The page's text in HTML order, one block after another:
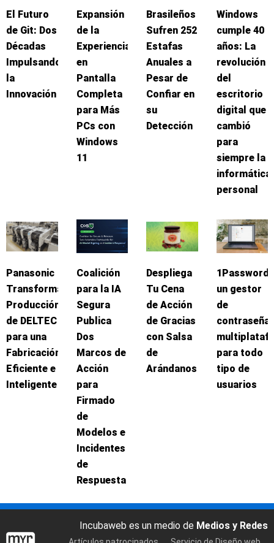
El Futuro
de Git: Dos
Décadas
Impulsando
la
Innovación
Expansión
de la
Experiencia
en
Pantalla
Completa
para Más
PCs con
Windows
11
Brasileños
Sufren 252
Estafas
Anuales a
Pesar de
Confiar en
su
Detección
Windows
cumple 40
años: La
revolución
del
escritorio
digital que
cambió
para
siempre la
informática
personal
Panasonic
Transforma
Producción
de DELTEC
para una
Fabricación
Eficiente e
Inteligente
Coalición
para la IA
Segura
Publica
Dos
Marcos de
Acción
para
Firmado
de
Modelos e
Incidentes
de
Respuesta
Despliega
Tu Cena
de Acción
de Gracias
con Salsa
de
Arándanos
1Password:
un gestor
de
para todo
tipo de
usuarios
Incubaweb es un medio de Medios y Redes